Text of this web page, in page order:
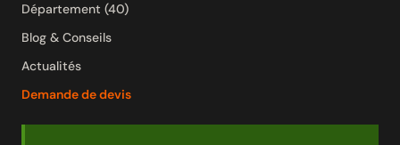
Département (40)
Blog & Conseils
Actualités
Demande de devis